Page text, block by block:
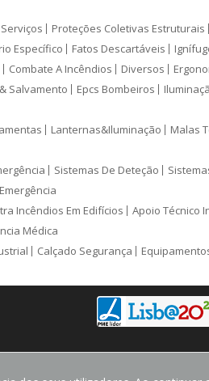
Serviços Proteções Coletivas Estruturais
Específico Fatos Descartáveis
Combate A Incêndios Diversos
Salvamento Epcs Bombeiros
Lanternas&Iluminação Malas
Sistemas De Deteção
Emergência
Incêndios Em Edifícios Apoio Técnico
Médica
Calçado Segurança